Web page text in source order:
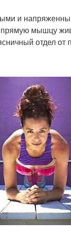
и
прямую мышцу
отдел от